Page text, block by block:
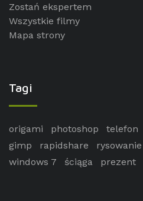
Zostań ekspertem
Wszystkie filmy
Mapa strony
Tagi
origami photoshop telefon
gimp
rapidshare rysowanie
windows 7
ściąga prezent